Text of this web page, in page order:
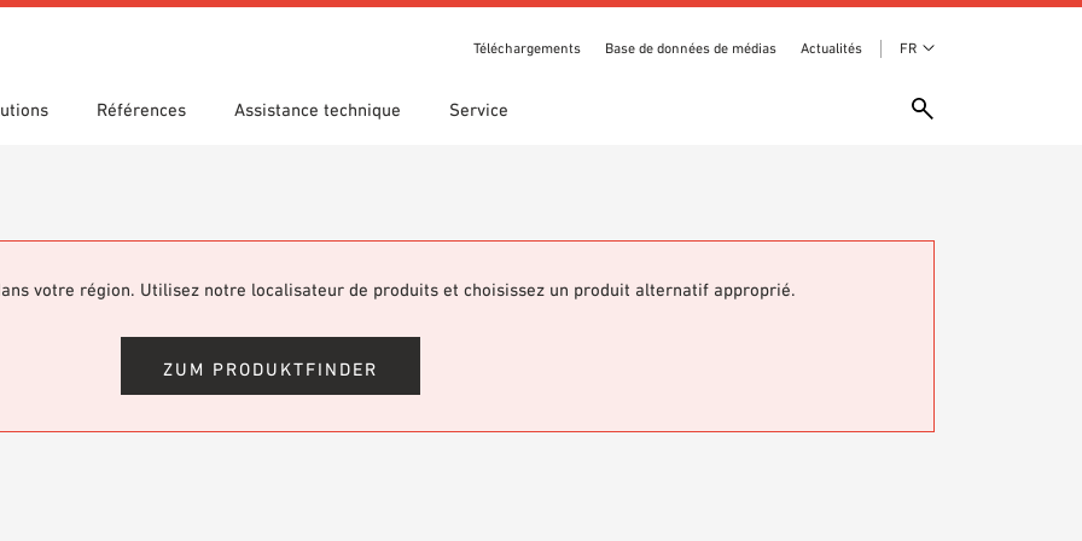
Téléchargements Base de données de médias Actualités FR
Références Assistance technique Service
BIM/Revit Vidéos
votre région. Utilisez notre localisateur de produits et choisissez un produit alternatif approprié.
ZUM PRODUKTFINDER